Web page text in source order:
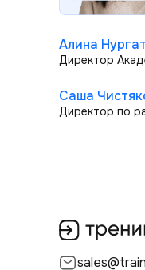
Алина
Директор
Саша
Директор по